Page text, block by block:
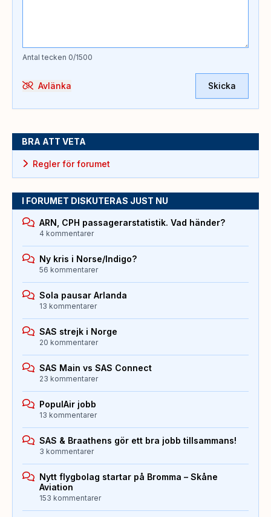
Antal tecken 0/1500
Avlänka Skicka
BRA ATT VETA
Regler för forumet
I FORUMET DISKUTERAS JUST NU
ARN, CPH passagerarstatistik. Vad händer?
4 kommentarer
Ny kris i Norse/Indigo?
56 kommentarer
Sola pausar Arlanda
13 kommentarer
SAS strejk i Norge
20 kommentarer
SAS Main vs SAS Connect
23 kommentarer
PopulAir jobb
13 kommentarer
SAS & Braathens gör ett bra jobb tillsammans!
3 kommentarer
Nytt flygbolag startar på Bromma – Skåne
Aviation
153 kommentarer